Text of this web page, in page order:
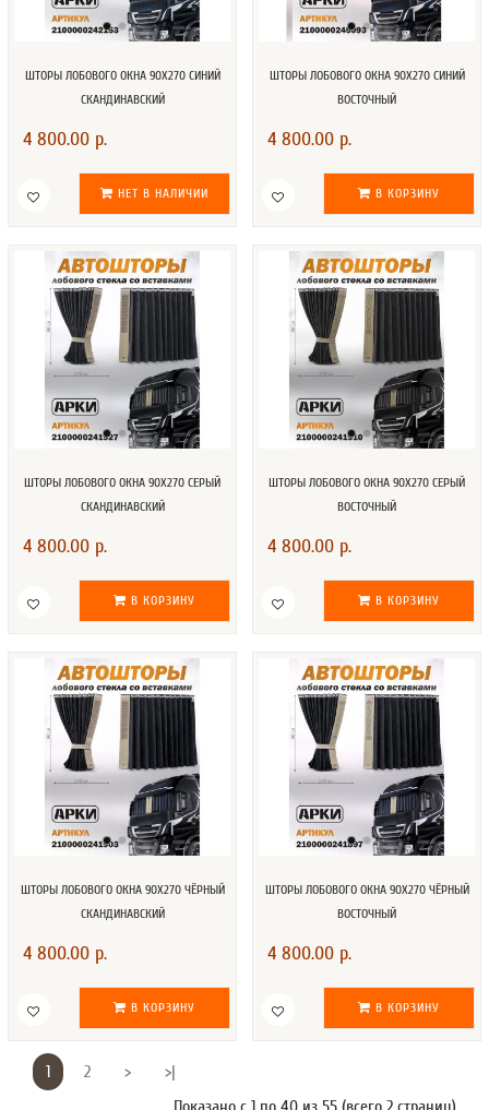
ШТОРЫ ЛОБОВОГО ОКНА 90Х270 СИНИЙ
СКАНДИНАВСКИЙ
4 800.00 р.
НЕТ В НАЛИЧИИ
ШТОРЫ ЛОБОВОГО ОКНА 90Х270 СИНИЙ
ВОСТОЧНЫЙ
4 800.00 р.
В КОРЗИНУ
ШТОРЫ ЛОБОВОГО ОКНА 90Х270 СЕРЫЙ
СКАНДИНАВСКИЙ
4 800.00 р.
В КОРЗИНУ
ШТОРЫ ЛОБОВОГО ОКНА 90Х270 СЕРЫЙ
ВОСТОЧНЫЙ
4 800.00 р.
В КОРЗИНУ
ШТОРЫ ЛОБОВОГО ОКНА 90Х270 ЧЁРНЫЙ
СКАНДИНАВСКИЙ
4 800.00 р.
В КОРЗИНУ
ШТОРЫ ЛОБОВОГО ОКНА 90Х270 ЧЁРНЫЙ
ВОСТОЧНЫЙ
4 800.00 р.
В КОРЗИНУ
1 2 >
>|